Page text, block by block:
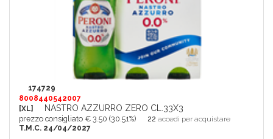
174729
8008440542007
[XL]
NASTRO AZZURRO ZERO CL.33X3
prezzo consigliato € 3.50 (30.51%) 22 accedi per acquistare
T.M.C. 24/04/2027